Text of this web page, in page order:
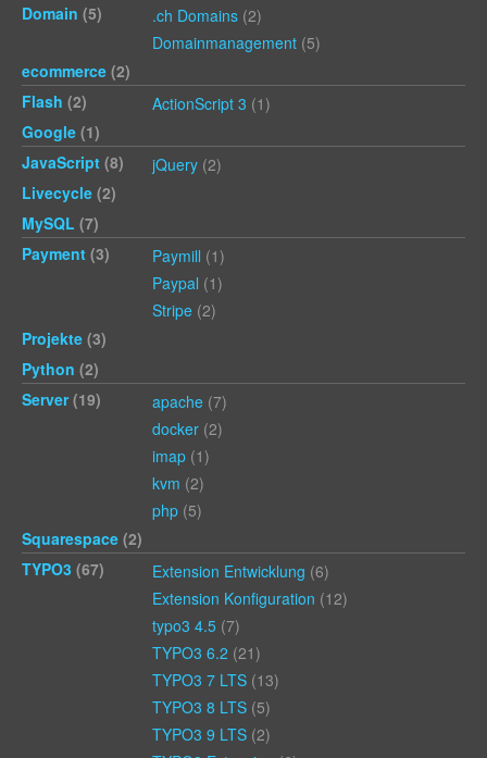
Domain (5) .ch Domains (2)
Domainmanagement (5)
ecommerce (2)
Flash (2) ActionScript 3 (1)
Google (1)
JavaScript (8) jQuery (2)
Livecycle (2)
MySQL (7)
Payment (3) Paymill (1)
Paypal (1)
Stripe (2)
Projekte (3)
Python (2)
Server(19) apache (7)
docker (2)
imap (1)
kvm (2)
php (5)
Squarespace (2)
TYPO3 (67) Extension Entwicklung (6)
Extension Konfiguration (12)
typo3 4.5 (7)
TYPO3 6.2 (21)
TYPO3 7 LTS (13)
TYPO3 8 LTS (5)
TYPO3 9 LTS (2)